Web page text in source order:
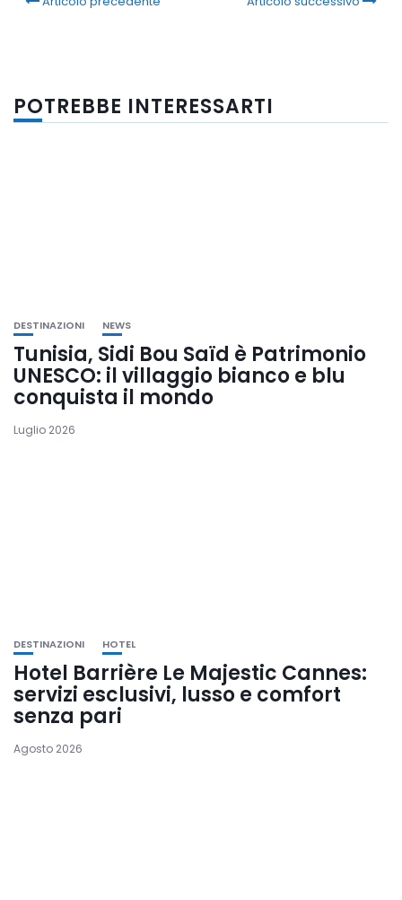
POTREBBE INTERESSARTI
DESTINAZIONI NEWS
Tunisia, Sidi Bou Saïd è Patrimonio
UNESCO: il villaggio bianco e blu
conquista il mondo
Luglio 2026
DESTINAZIONI HOTEL
Hotel Barrière Le Majestic Cannes:
servizi esclusivi, lusso e comfort
senza pari
Agosto 2026